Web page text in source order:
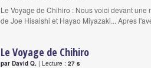
Le Voyage de Chihiro : Nous voici devant
de Joe Hisaishi et Hayao Miyazaki... Apres
Le Voyage de Chihiro
par David Q. | Lecture : 27 s